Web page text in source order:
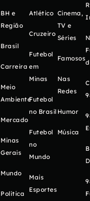
BH e
Região
Brasil
Carreira
Meio
Ambiente
Mercado
Minas
Gerais
Mundo
Política
Atlético
Cruzeiro
Futebol
em
Minas
Futebol
no Brasil
Futebol
no
Mundo
Mais
Esportes
Cinema,
TV e
Séries
Famosos
Nas
Redes
Humor
Música